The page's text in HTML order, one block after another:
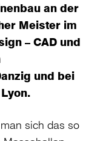
an der
Meister im
– CAD und
und bei
sich das so